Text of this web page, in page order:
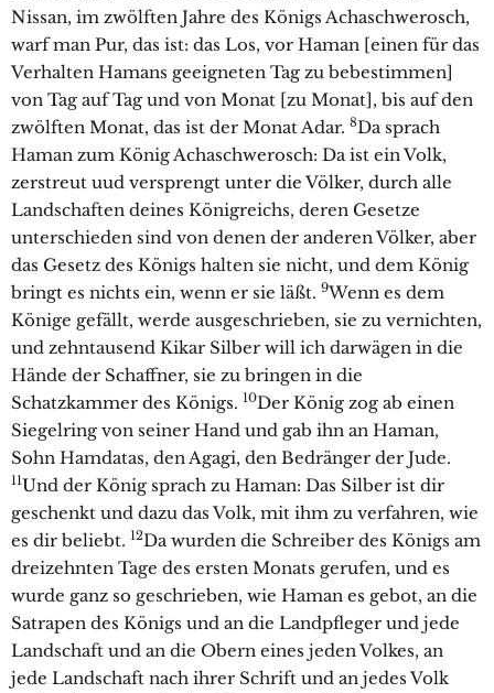
Nissan, im zwölften Jahre des Königs Achaschwerosch,
warf man Pur, das ist: das Los, vor Haman [einen für das
Verhalten Hamans geeigneten Tag zu bebestimmen]
von Tag auf Tag und von Monat [zu Monat], bis auf den
zwölften Monat, das ist der Monat Adar. 8Da sprach
Haman zum König Achaschwerosch: Da ist ein Volk,
zerstreut uud versprengt unter die Völker, durch alle
Landschaften deines Königreichs, deren Gesetze
unterschieden sind von denen der anderen Völker, aber
das Gesetz des Königs halten sie nicht, und dem König
bringt es nichts ein, wenn er sie läßt. 9Wenn es dem
Könige gefällt, werde ausgeschrieben, sie zu vernichten,
und zehntausend Kikar Silber will ich darwägen in die
Hände der Schaffner, sie zu bringen in die
Schatzkammer des Königs. 10Der König zog ab einen
Siegelring von seiner Hand und gab ihn an Haman,
Sohn Hamdatas, den Agagi, den Bedränger der Jude.
11Und der König sprach zu Haman: Das Silber ist dir
geschenkt und dazu das Volk, mit ihm zu verfahren, wie
es dir beliebt. 12Da wurden die Schreiber des Königs am
dreizehnten Tage des ersten Monats gerufen, und es
wurde ganz so geschrieben, wie Haman es gebot, an die
Satrapen des Königs und an die Landpfleger und jede
Landschaft und an die Obern eines jeden Volkes, an
jede Landschaft nach ihrer Schrift und an jedes Volk